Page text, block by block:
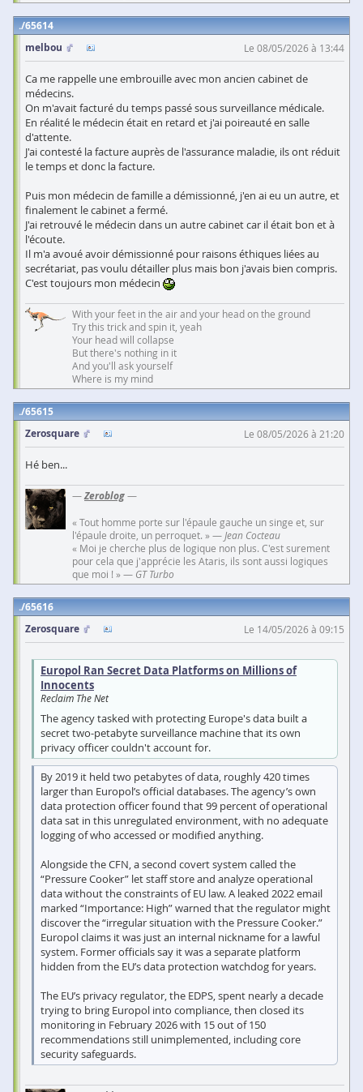
65614
melbou
Le 08/05/2026 à 13:44
Ca me rappelle une embrouille avec mon ancien cabinet de
médecins.
On m'avait facturé du temps passé sous surveillance médicale.
En réalité le médecin était en retard et j'ai poireauté en salle
d'attente.
J'ai contesté la facture auprès de l'assurance maladie, ils ont réduit
le temps et donc la facture.
Puis mon médecin de famille a démissionné, j'en ai eu un autre, et
finalement le cabinet a fermé.
J'ai retrouvé le médecin dans un autre cabinet car il était bon et à
l'écoute.
Il m'a avoué avoir démissionné pour raisons éthiques liées au
secrétariat, pas voulu détailler plus mais bon j'avais bien compris.
C'est toujours mon médecin
With your feet in the air and your head on the ground
Try this trick and spin it, yeah
Your head will collapse
But there's nothing in it
And you'll ask yourself
Where is my mind
65615
Zerosquare
Le 08/05/2026 à 21:20
Hé ben...
—Zeroblog—
« Tout homme porte sur l'épaule gauche un singe et, sur
l'épaule droite, un perroquet. » — Jean Cocteau
« Moi je cherche plus de logique non plus. C'est surement
pour cela que j'apprécie les Ataris, ils sont aussi logiques
que moi ! » — GT Turbo
65616
Zerosquare
Le 14/05/2026 à 09:15
Europol Ran Secret Data Platforms on Millions of
Innocents
Reclaim The Net
The agency tasked with protecting Europe's data built a
secret two-petabyte surveillance machine that its own
privacy officer couldn't account for.
By 2019 it held two petabytes of data, roughly 420 times
larger than Europol’s official databases. The agency’s own
data protection officer found that 99 percent of operational
data sat in this unregulated environment, with no adequate
logging of who accessed or modified anything.
Alongside the CFN, a second covert system called the
“Pressure Cooker” let staff store and analyze operational
data without the constraints of EU law. A leaked 2022 email
marked “Importance: High” warned that the regulator might
discover the “irregular situation with the Pressure Cooker.”
Europol claims it was just an internal nickname for a lawful
system. Former officials say it was a separate platform
hidden from the EU’s data protection watchdog for years.
The EU’s privacy regulator, the EDPS, spent nearly a decade
trying to bring Europol into compliance, then closed its
monitoring in February 2026 with 15 out of 150
recommendations still unimplemented, including core
security safeguards.